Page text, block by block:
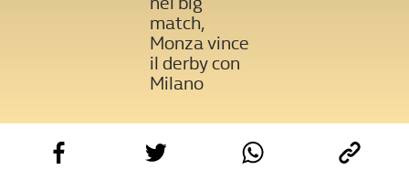
match,
Monza vince
il derby con
Milano